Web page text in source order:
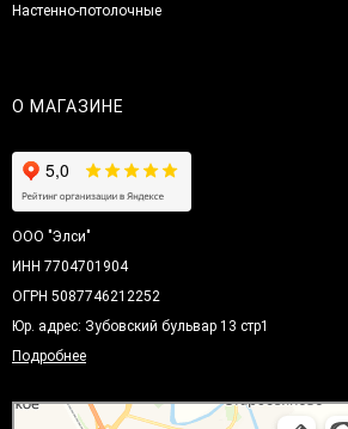
Настенно-потолочные
О МАГАЗИНЕ
ООО "Элси"
ИНН 7704701904
ОГРН 5087746212252
Юр. адрес: Зубовский бульвар 13 стр1
Подробнее